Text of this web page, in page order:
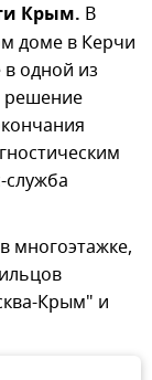
Крым. В
доме в Керчи
одной из
решение
многоэтажке,
Крым" и